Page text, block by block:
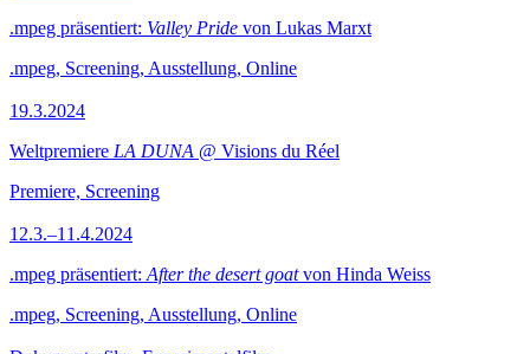
.mpeg präsentiert: Valley Pride von Lukas Marxt
.mpeg, Screening, Ausstellung, Online
19.3.2024
Weltpremiere LA DUNA @ Visions du Réel
Premiere, Screening
12.3.–11.4.2024
.mpeg präsentiert: After the desert goatvon Hinda Weiss
.mpeg, Screening, Ausstellung, Online